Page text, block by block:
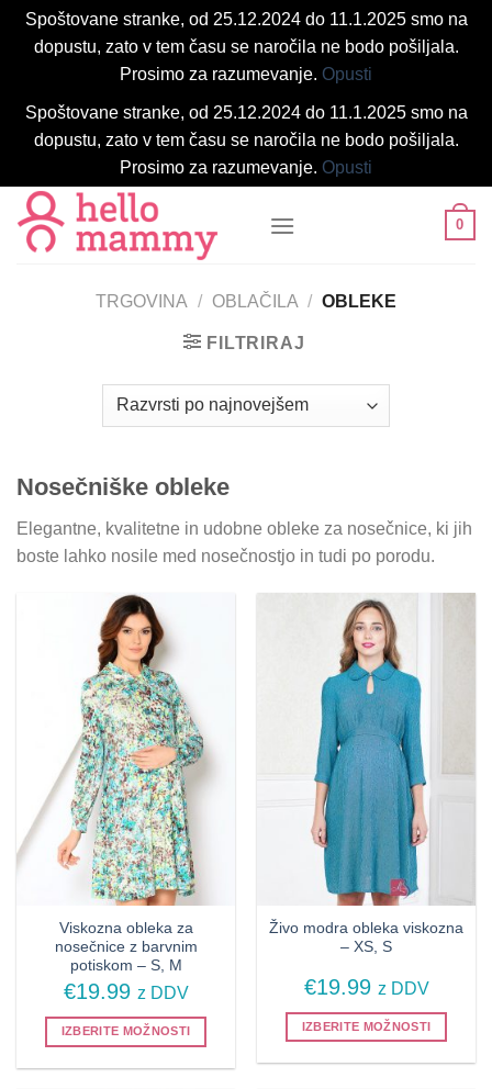
Spoštovane stranke, od 25.12.2024 do 11.1.2025 smo na
dopustu, zato v tem času se naročila ne bodo pošiljala.
Prosimo za razumevanje. Opusti
Spoštovane stranke, od 25.12.2024 do 11.1.2025 smo na
dopustu, zato v tem času se naročila ne bodo pošiljala.
Prosimo za razumevanje. Opusti
Skoči
na
vsebino
0
TRGOVINA / OBLAČILA / OBLEKE
FILTRIRAJ
Nosečniške obleke
Elegantne, kvalitetne in udobne obleke za nosečnice, ki jih
boste lahko nosile med nosečnostjo in tudi po porodu.
Viskozna obleka za
nosečnice z barvnim
potiskom – S, M
€19.99 z DDV
IZBERITE MOŽNOSTI
Živo modra obleka viskozna
– XS, S
€19.99 z DDV
IZBERITE MOŽNOSTI